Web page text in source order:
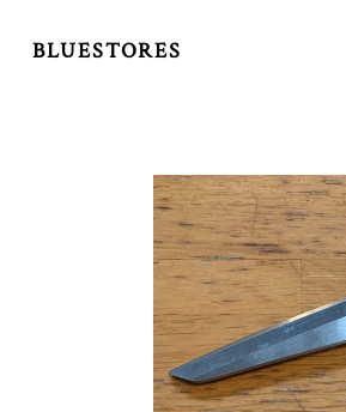
BLUESTORES